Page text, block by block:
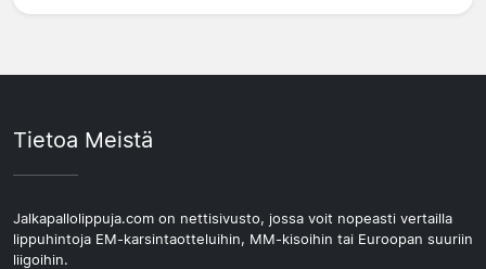
Tietoa Meistä
Jalkapallolippuja.com on nettisivusto, jossa voit nopeasti vertailla
lippuhintoja EM-karsintaotteluihin, MM-kisoihin tai Euroopan suuriin
liigoihin.